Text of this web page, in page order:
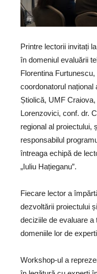
Printre lectorii invitați
în domeniul evaluării
Florentina Furtunescu,
coordonatorul național
Știolică, UMF
Lorenzovici, conf. dr.
regional al proiectului,
responsabilul
întreaga echipă de
„Iuliu Hațieganu”.
Fiecare lector a
dezvoltării proiectului
deciziile de evaluare a
domeniile lor de
Workshop-ul a